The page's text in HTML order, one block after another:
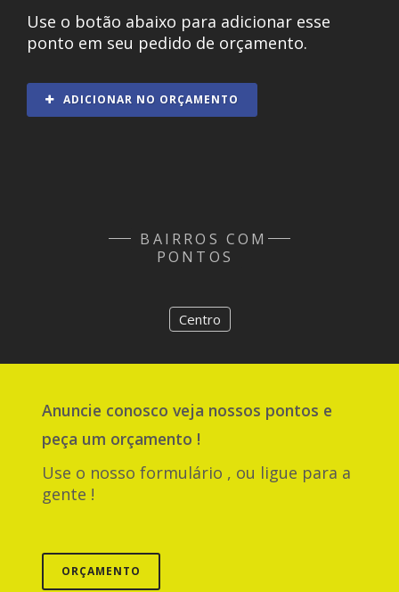
Use o botão abaixo para adicionar esse
ponto em seu pedido de orçamento.
ADICIONAR NO ORÇAMENTO
BAIRROS COM
PONTOS
Centro
Anuncie conosco veja nossos pontos e
peça um orçamento !
Use o nosso formulário , ou ligue para a
gente !
ORÇAMENTO